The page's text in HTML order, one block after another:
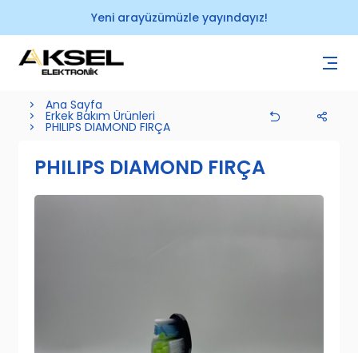
Yeni arayüzümüzle yayındayız!
Ana Sayfa
Erkek Bakım Ürünleri
PHILIPS DIAMOND FIRÇA
PHILIPS DIAMOND FIRÇA